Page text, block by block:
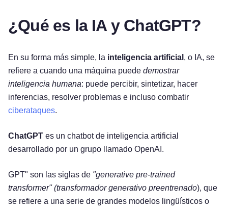
¿Qué es la IA y ChatGPT?
En su forma más simple, la inteligencia artificial , o IA, se
refiere a cuando una máquina puede demostrar
inteligencia humana: puede percibir, sintetizar, hacer
inferencias, resolver problemas e incluso combatir
ciberataques.
ChatGPT es un chatbot de inteligencia artificial
desarrollado por un grupo llamado OpenAI.
GPT" son las siglas de "generative pre-trained
transformer" (transformador generativo preentrenado), que
se refiere a una serie de grandes modelos lingüísticos o